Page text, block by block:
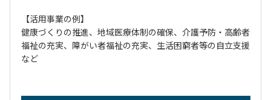
【活用事業の例】
健康づくりの推進、地域医療体制の確保、介護予防・高齢者
福祉の充実、障がい者福祉の充実、生活困窮者等の自立支援
など